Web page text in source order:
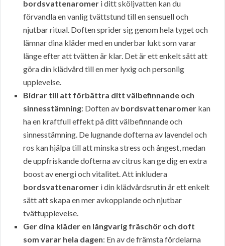
bordsvattenaromer i ditt sköljvatten kan du
förvandla en vanlig tvättstund till en sensuell och
njutbar ritual. Doften sprider sig genom hela tyget och
lämnar dina kläder med en underbar lukt som varar
länge efter att tvätten är klar. Det är ett enkelt sätt att
göra din klädvård till en mer lyxig och personlig
upplevelse.
Bidrar till att förbättra ditt välbefinnande och
sinnesstämning: Doften av bordsvattenaromer kan
ha en kraftfull effekt på ditt välbefinnande och
sinnesstämning. De lugnande dofterna av lavendel och
ros kan hjälpa till att minska stress och ångest, medan
de uppfriskande dofterna av citrus kan ge dig en extra
boost av energi och vitalitet. Att inkludera
bordsvattenaromer i din klädvårdsrutin är ett enkelt
sätt att skapa en mer avkopplande och njutbar
tvättupplevelse.
Ger dina kläder en långvarig fräschör och doft
som varar hela dagen: En av de främsta fördelarna